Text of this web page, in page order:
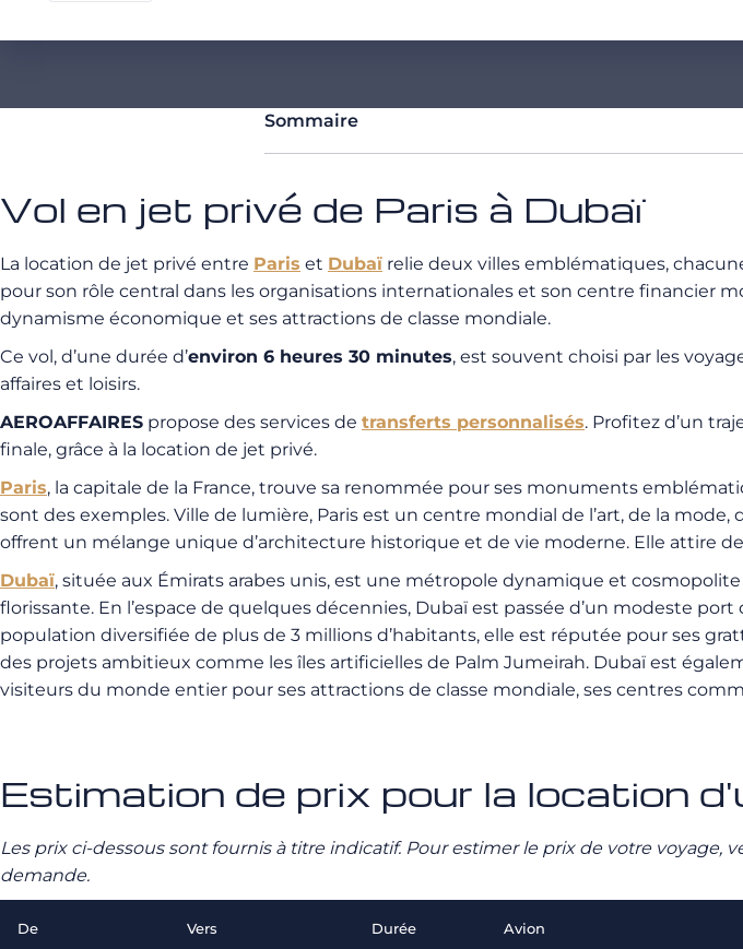
Sommaire
Vol en jet privé de Paris à Dubaï
La location de jet privé entre Paris et Dubaï relie deux villes emblématiques,
pour son rôle central dans les organisations internationales et son centre financier
dynamisme économique et ses attractions de classe mondiale.
Ce vol, d’une durée d’environ 6 heures 30 minutes, est souvent choisi par les
affaires et loisirs.
AEROAFFAIRES propose des services de transferts personnalisés. Profitez d’un
finale, grâce à la location de jet privé.
Paris, la capitale de la France, trouve sa renommée pour ses monuments
sont des exemples. Ville de lumière, Paris est un centre mondial de l’art, de la
offrent un mélange unique d’architecture historique et de vie moderne. Elle attire
Dubaï, située aux Émirats arabes unis, est une métropole dynamique et
florissante. En l’espace de quelques décennies, Dubaï est passée d’un modeste
population diversifiée de plus de 3 millions d’habitants, elle est réputée pour ses
des projets ambitieux comme les îles artificielles de Palm Jumeirah. Dubaï est
visiteurs du monde entier pour ses attractions de classe mondiale, ses centres
Estimation de prix pour la location
Les prix ci-dessous sont fournis à titre indicatif. Pour estimer le prix de votre
demande.
De Vers Durée Avion